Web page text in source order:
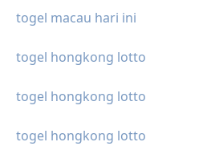
togel macau hari ini
togel hongkong lotto
togel hongkong lotto
togel hongkong lotto